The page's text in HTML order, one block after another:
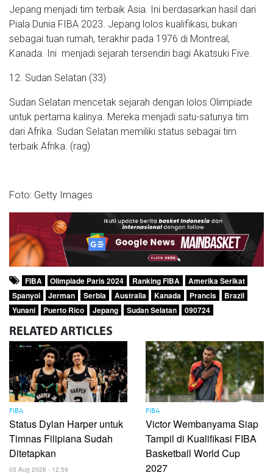
Jepang menjadi tim terbaik Asia. Ini berdasarkan hasil dari
Piala Dunia FIBA 2023. Jepang lolos kualifikasi, bukan
sebagai tuan rumah, terakhir pada 1976 di Montreal,
Kanada. Ini menjadi sejarah tersendiri bagi Akatsuki Five.
12. Sudan Selatan (33)
Sudan Selatan mencetak sejarah dengan lolos Olimpiade
untuk pertama kalinya. Mereka menjadi satu-satunya tim
dari Afrika. Sudan Selatan memiliki status sebagai tim
terbaik Afrika. (rag)
Foto: Getty Images
FIBA Olimpiade Paris 2024 Ranking FIBA
Amerika Serikat
Spanyol
Jerman Serbia Australia Kanada Prancis
Brazil
Yunani
Puerto Rico Jepang Sudan Selatan 090724
RELATED ARTICLES
FIBA
Status Dylan Harper untuk
Timnas Filipiana Sudah
Ditetapkan
03 Aug 2026 - 12:59
FIBA
Victor Wembanyama Siap
Tampil di Kualifikasi FIBA
Basketball World Cup
2027